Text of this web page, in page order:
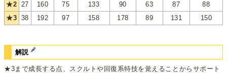
★2 27 160 75 133 90 63 87
88
★3 38 192 97 158 178 89 131 150
解説
★3まで成長する点、スクルトや回復系特技を覚えることからサポート